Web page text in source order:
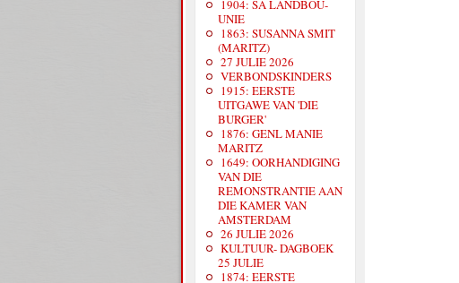
1904: SA LANDBOU-
UNIE
1863: SUSANNA SMIT
(MARITZ)
27 JULIE 2026
VERBONDSKINDERS
1915: EERSTE
UITGAWE VAN 'DIE
BURGER'
1876: GENL MANIE
MARITZ
1649: OORHANDIGING
VAN DIE
REMONSTRANTIE AAN
DIE KAMER VAN
AMSTERDAM
26 JULIE 2026
KULTUUR- DAGBOEK
25 JULIE
1874: EERSTE